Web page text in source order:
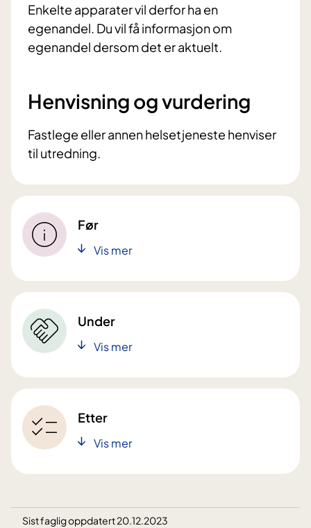
Enkelte apparater vil derfor ha en
egenandel. Du vil få informasjon om
egenandel dersom det er aktuelt.
Henvisning og vurdering
Fastlege eller annen helsetjeneste henviser
til utredning.
Før
Vis mer
Under
Vis mer
Etter
Vis mer
Sist faglig oppdatert 20.12.2023